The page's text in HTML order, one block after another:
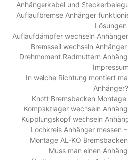
Anhängerkabel und
Auflaufbremse Anhänger
Lösungen
Auflaufdämpfer wechseln
Bremsseil wechseln
Drehmoment Radmuttern
Impressum
In welche Richtung montiert
Anhänger?
Knott Bremsbacken Montage
Kompaktlager wechseln
Kupplungskopf wechseln
Lochkreis Anhänger messen
Montage AL-KO
Muss man einen